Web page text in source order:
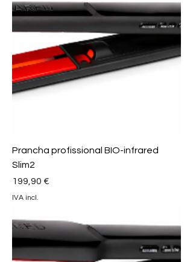
Prancha profissional BIO-infrared
Slim2
Preço
199,90 €
IVA incl.